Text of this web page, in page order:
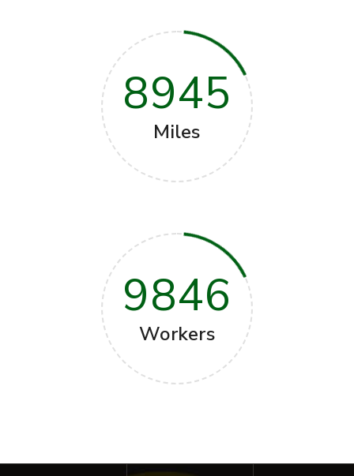
8945
Miles
9846
Workers